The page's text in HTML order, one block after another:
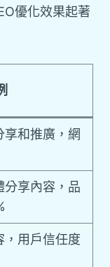
優化效果起著
和推廣，網
分享內容，品
，用戶信任度